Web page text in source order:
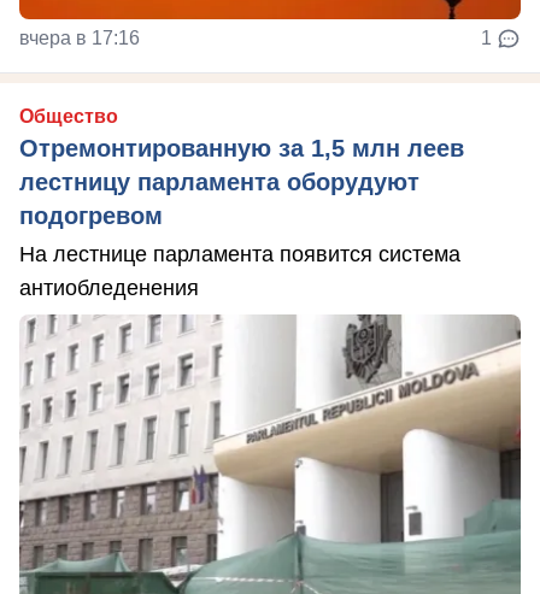
вчера в 17:16 1
Общество
Отремонтированную за 1,5 млн леев
лестницу парламента оборудуют
подогревом
На лестнице парламента появится система
антиобледенения